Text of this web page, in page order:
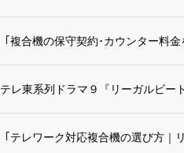
｢複合機の保守契約･カウンター料
テレ東系列ドラマ９『リーガルビー
｢テレワーク対応複合機の選び方｜